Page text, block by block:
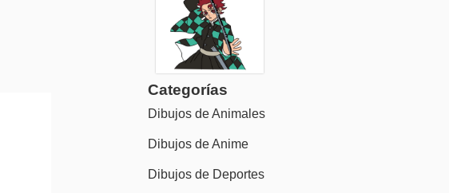
Categorías
Dibujos de Animales
Dibujos de Anime
Dibujos de Deportes